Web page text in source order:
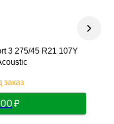
3 275/45 R21 107Y
заказ